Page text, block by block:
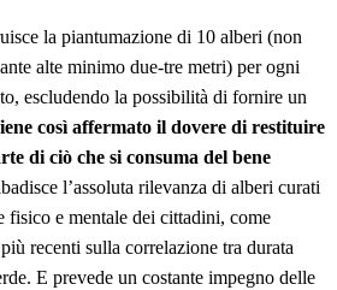
la piantumazione di 10 alberi (non
alte minimo due-tre metri) per ogni
escludendo la possibilità di fornire un
così affermato il dovere di restituire
di ciò che si consuma del bene
l’assoluta rilevanza di alberi curati
fisico e mentale dei cittadini, come
recenti sulla correlazione tra durata
E prevede un costante impegno delle